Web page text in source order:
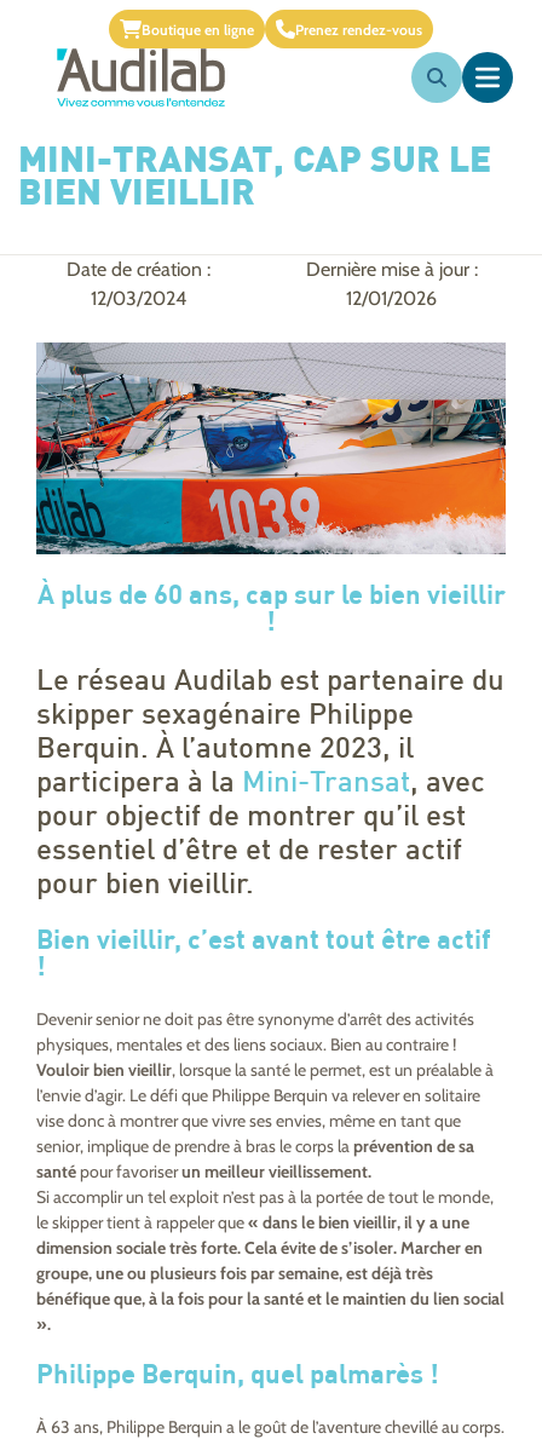
Boutique en ligne Prenez rendez-vous
MINI-TRANSAT, CAP SUR LE
BIEN VIEILLIR
Date de création :
12/03/2024
Dernière mise à jour :
12/01/2026
À plus de 60 ans, cap sur le bien vieillir
!
Le réseau Audilab est partenaire du
skipper sexagénaire Philippe
Berquin. À l’automne 2023, il
participera à la Mini-Transat, avec
pour objectif de montrer qu’il est
essentiel d’être et de rester actif
pour bien vieillir.
Bien vieillir, c’est avant tout être actif
!
Devenir senior ne doit pas être synonyme d’arrêt des activités
physiques, mentales et des liens sociaux. Bien au contraire !
Vouloir bien vieillir, lorsque la santé le permet, est un préalable à
l’envie d’agir. Le défi que Philippe Berquin va relever en solitaire
vise donc à montrer que vivre ses envies, même en tant que
senior, implique de prendre à bras le corps laprévention de sa
santépour favoriserun meilleur vieillissement.
Si accomplir un tel exploit n’est pas à la portée de tout le monde,
le skipper tient à rappeler que« dans le bien vieillir, il y a une
dimension sociale très forte. Cela évite de s’isoler. Marcher en
groupe, une ou plusieurs fois par semaine, est déjà très
bénéfique que, à la fois pour la santé et le maintien du lien social
».
Philippe Berquin, quel palmarès !
À 63 ans, Philippe Berquin a le goût de l’aventure chevillé au corps.